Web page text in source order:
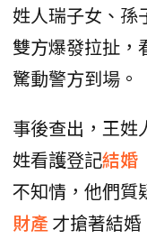
姓人瑞子女、孫
雙方爆發拉扯，
驚動警方到場。
事後查出，王姓
姓看護登記結婚
不知情，他們質
財產 才搶著結